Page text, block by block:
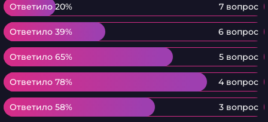
Ответило 20% 7 вопрос
Ответило 20%
Ответило 39% 6 вопрос
Ответило 39%
Ответило 65% 5 вопрос
Ответило 65%
Ответило 78% 4 вопрос
Ответило 78%
Ответило 58% 3 вопрос
Ответило 58%